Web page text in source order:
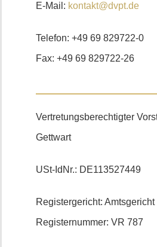
E-Mail: kontakt@dvpt.de
Telefon: +49 69 829722-0
Fax: +49 69 829722-26
Vertretungsberechtigter
Gettwart
USt-IdNr.: DE113527449
Registergericht: Amtsgericht
Registernummer: VR 787